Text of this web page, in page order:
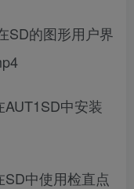
SD的图形用户界
中安装
中使用检直点